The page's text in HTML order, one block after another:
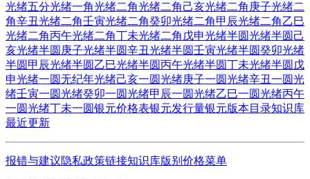
光绪五分光绪一角光绪二角光绪二角己亥光绪二角庚子光绪二
角辛丑光绪二角壬寅光绪二角癸卯光绪二角甲辰光绪二角乙巳
光绪二角丙午光绪二角丁未光绪二角戊申光绪半圆光绪半圆己
亥光绪半圆庚子光绪半圆辛丑光绪半圆壬寅光绪半圆癸卯光绪
半圆甲辰光绪半圆乙巳光绪半圆丙午光绪半圆丁未光绪半圆戊
申光绪一圆无纪年光绪己亥一圆光绪庚子一圆光绪辛丑一圆光
绪壬寅一圆光绪癸卯一圆光绪甲辰一圆光绪乙巳一圆光绪丙午
一圆光绪丁未一圆银元价格表银元发行量银元版本目录知识库
最近更新
报错与建议隐私政策链接知识库版别 价格菜单